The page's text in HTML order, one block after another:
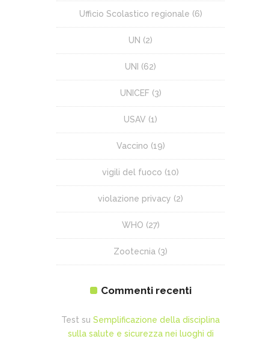
Ufficio Scolastico regionale (6)
UN (2)
UNI (62)
UNICEF(3)
USAV (1)
Vaccino (19)
vigili del fuoco (10)
violazione privacy (2)
WHO (27)
Zootecnia (3)
Commenti recenti
Test su Semplificazione della disciplina
sulla salute e sicurezza nei luoghi di